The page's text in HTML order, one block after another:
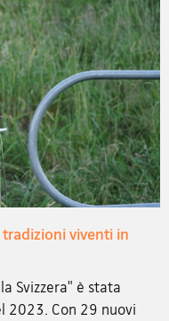
viventi in
Svizzera" è stata
2023. Con 29 nuovi